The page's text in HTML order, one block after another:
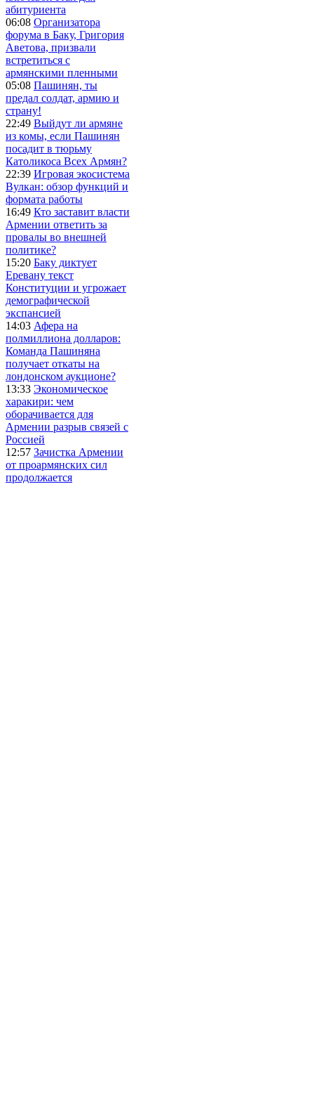
абитуриента
06:08 Организатора
форума в Баку, Григория
Аветова, призвали
встретиться с
армянскими пленными
05:08 Пашинян, ты
предал солдат, армию и
страну!
22:49 Выйдут ли армяне
из комы, если Пашинян
посадит в тюрьму
Католикоса Всех Армян?
22:39 Игровая экосистема
Вулкан: обзор функций и
формата работы
16:49 Кто заставит власти
Армении ответить за
провалы во внешней
политике?
15:20 Баку диктует
Еревану текст
Конституции и угрожает
демографической
экспансией
14:03 Афера на
полмиллиона долларов:
Команда Пашиняна
получает откаты на
лондонском аукционе?
13:33 Экономическое
харакири: чем
оборачивается для
Армении разрыв связей с
Россией
12:57 Зачистка Армении
от проармянских сил
продолжается